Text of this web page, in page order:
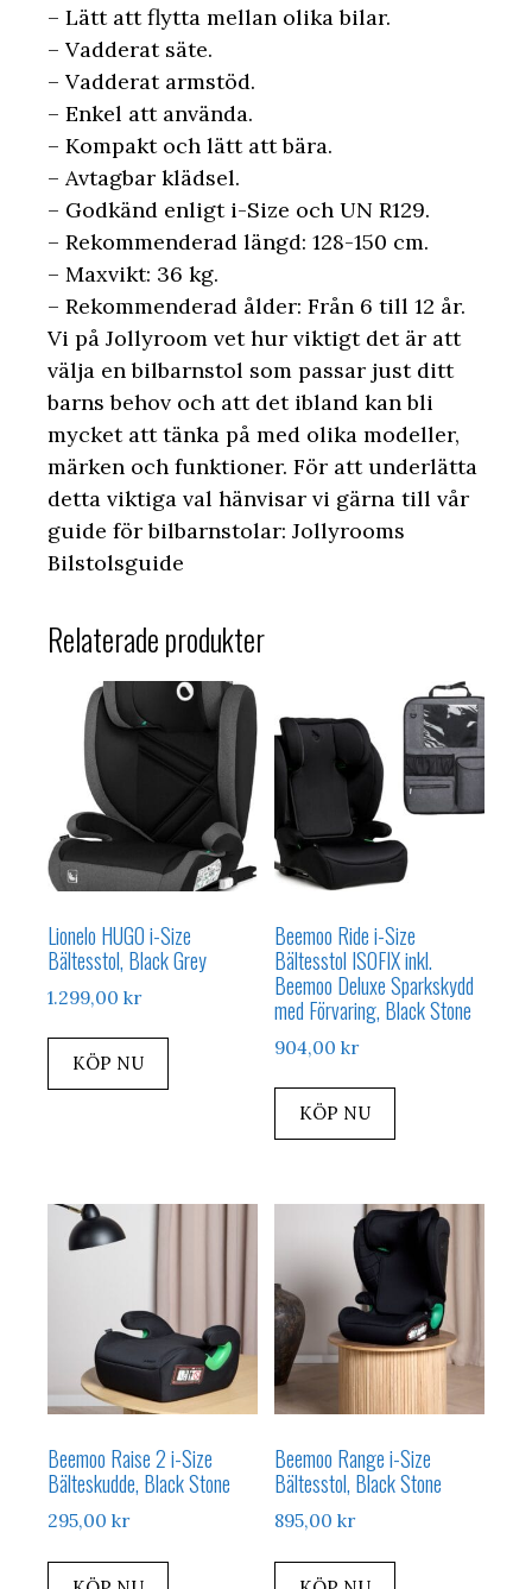
– Lätt att flytta mellan olika bilar.
– Vadderat säte.
– Vadderat armstöd.
– Enkel att använda.
– Kompakt och lätt att bära.
– Avtagbar klädsel.
– Godkänd enligt i-Size och UN R129.
– Rekommenderad längd: 128-150 cm.
– Maxvikt: 36 kg.
– Rekommenderad ålder: Från 6 till 12 år.
Vi på Jollyroom vet hur viktigt det är att
välja en bilbarnstol som passar just ditt
barns behov och att det ibland kan bli
mycket att tänka på med olika modeller,
märken och funktioner. För att underlätta
detta viktiga val hänvisar vi gärna till vår
guide för bilbarnstolar: Jollyrooms
Bilstolsguide
Relaterade produkter
Lionelo HUGO i-Size
Bältesstol, Black Grey
1.299,00 kr
KÖP NU
Beemoo Ride i-Size
Bältesstol ISOFIX inkl.
Beemoo Deluxe Sparkskydd
med Förvaring, Black Stone
904,00kr
KÖP NU
Beemoo Raise 2 i-Size
Bälteskudde, Black Stone
295,00 kr
Beemoo Range i-Size
Bältesstol, Black Stone
895,00kr